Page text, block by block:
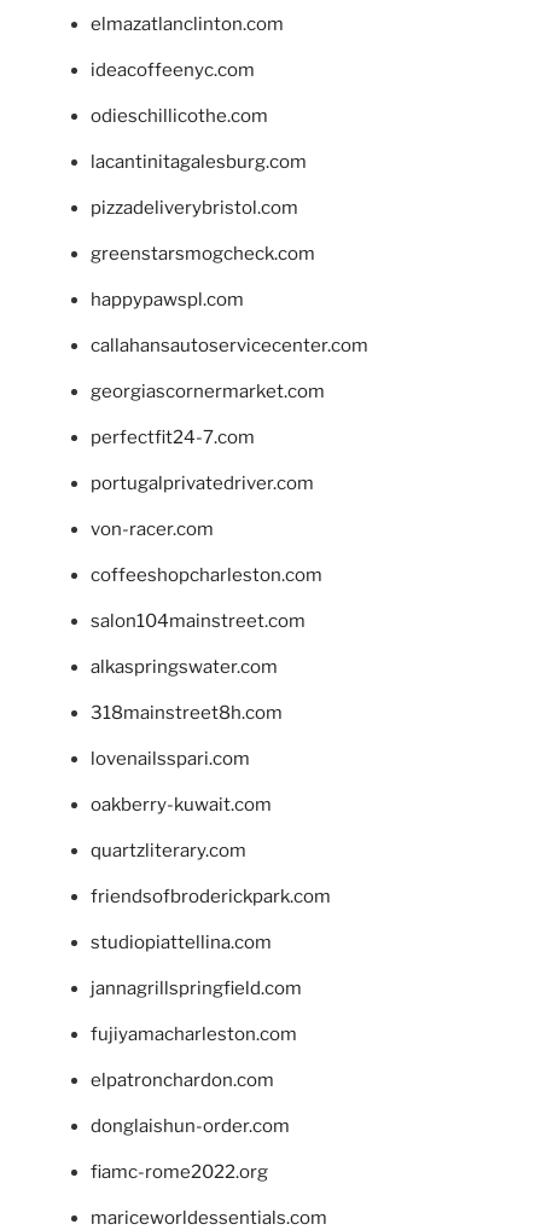
elmazatlanclinton.com
ideacoffeenyc.com
odieschillicothe.com
lacantinitagalesburg.com
pizzadeliverybristol.com
greenstarsmogcheck.com
happypawspl.com
callahansautoservicecenter.com
georgiascornermarket.com
perfectfit24-7.com
portugalprivatedriver.com
von-racer.com
coffeeshopcharleston.com
salon104mainstreet.com
alkaspringswater.com
318mainstreet8h.com
lovenailsspari.com
oakberry-kuwait.com
quartzliterary.com
friendsofbroderickpark.com
studiopiattellina.com
jannagrillspringfield.com
fujiyamacharleston.com
elpatronchardon.com
donglaishun-order.com
fiamc-rome2022.org
mariceworldessentials.com